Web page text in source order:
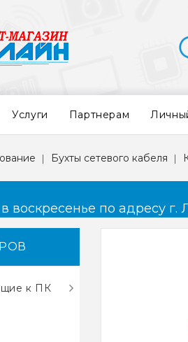
Услуги Партнерам
Бухты сетевого кабеля
воскресенье по адресу г.
к ПК